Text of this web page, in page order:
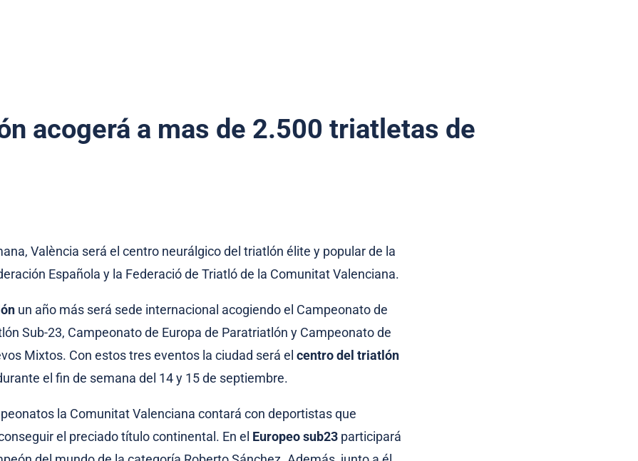
acogerá a mas de 2.500 triatletas de
València será el centro neurálgico del triatlón élite y popular de la
Española y la Federació de Triatló de la Comunitat Valenciana.
un año más será sede internacional acogiendo el Campeonato de
Sub-23, Campeonato de Europa de Paratriatlón y Campeonato de
Mixtos. Con estos tres eventos la ciudad será el centro del triatlón
el fin de semana del 14 y 15 de septiembre.
la Comunitat Valenciana contará con deportistas que
el preciado título continental. En el Europeo sub23 participará